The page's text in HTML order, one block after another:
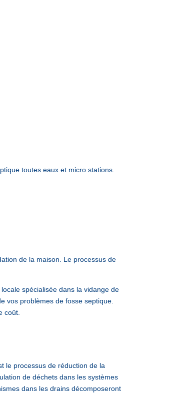
toutes eaux et micro stations.
de la maison. Le processus de
spécialisée dans la vidange de
vos problèmes de fosse septique.
coût.
le processus de réduction de la
de déchets dans les systèmes
dans les drains décomposeront